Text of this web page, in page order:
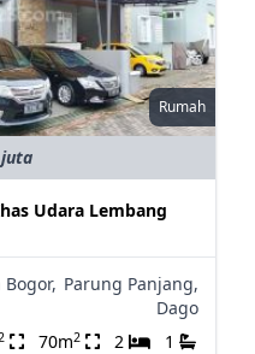
Rumah
juta
Udara Lembang
Parung Panjang,
Dago
70m2 2 1